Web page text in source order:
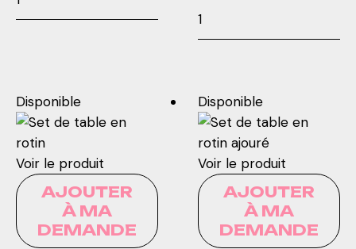
noir
strié
Disponible
Voir le produit
AJOUTER
À MA
DEMANDE
Disponible
Voir le produit
AJOUTER
À MA
DEMANDE